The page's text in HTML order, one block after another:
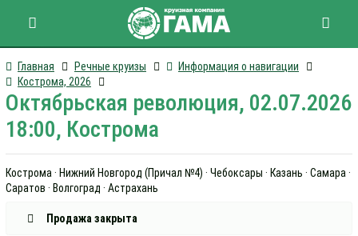
Главная Речные круизы
Информация о навигации
Кострома, 2026
Октябрьская революция, 02.07.2026
18:00, Кострома
Кострома · Нижний Новгород (Причал №4) · Чебоксары · Казань · Самара ·
Саратов · Волгоград · Астрахань
Продажа закрыта